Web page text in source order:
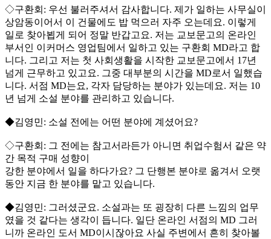
◇구환회: 우선 불러주셔서 감사합니다. 제가 일하는 사무실이
상암동이어서 이 건물에도 밥 먹으러 자주 오는데요. 이렇게
일로 찾아뵙게 되어 정말 반갑고요. 저는 교보문고의 온라인
부서인 이커머스 영업팀에서 일하고 있는 구환회 MD라고 합
니다. 그리고 저는 첫 사회생활을 시작한 교보문고에서 17년
넘게 근무하고 있고요. 그중 대부분의 시간을 MD로서 일했습
니다. 서점 MD는요, 각자 담당하는 분야가 있는데요. 저는 10
년 넘게 소설 분야를 관리하고 있습니다.
◆김영민: 소설 전에는 어떤 분야에 계셨어요?
◇구환회: 그 전에는 참고서라든가 아니면 취업수험서 같은 약
간 목적 구매 성향이
강한 분야에서 일을 하다가요? 그 단행본 분야로 옮겨서 오랫
동안 지금 한 분야를 맡고 있습니다.
◆김영민: 그러셨군요. 소설과는 또 굉장히 다른 느낌의 업무
였을 것 같다는 생각이 듭니다. 일단 온라인 서점의 MD 그러
니까 온라인 도서 MD이시잖아요 사실 주변에서 흔히 찾아볼